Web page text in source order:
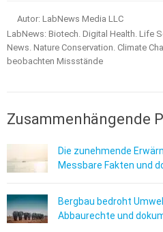
Autor: LabNews Media LLC
LabNews: Biotech. Digital Health. Life
News. Nature Conservation. Climate
beobachten Missstände
Zusammenhängende
Die zunehmende
Messbare Fakten und
Bergbau bedroht
Abbaurechte und